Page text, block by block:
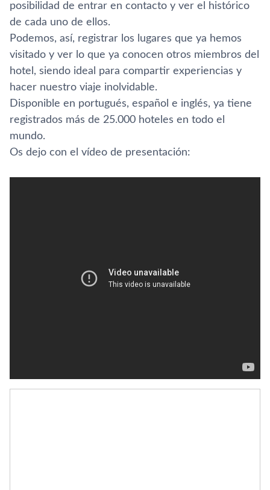
posibilidad de entrar en contacto y ver el histórico
de cada uno de ellos.
Podemos, así­, registrar los lugares que ya hemos
visitado y ver lo que ya conocen otros miembros del
hotel, siendo ideal para compartir experiencias y
hacer nuestro viaje inolvidable.
Disponible en portugués, español e inglés, ya tiene
registrados más de 25.000 hoteles en todo el
mundo.
Os dejo con el ví­deo de presentación: